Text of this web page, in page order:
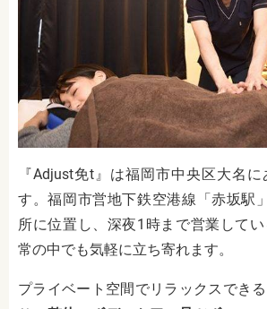
『Adjust免t』は福岡市中央区大名
す。福岡市営地下鉄空港線「赤坂駅
所に位置し、深夜1時まで営業して
常の中でも気軽に立ち寄れます。
プライベート空間でリラックスでき